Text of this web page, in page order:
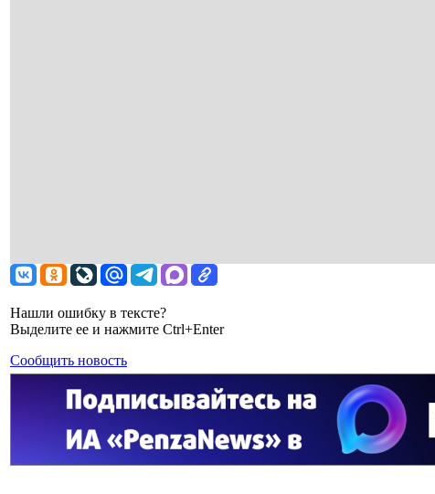
Нашли ошибку в тексте?
Выделите ее и нажмите Ctrl+Enter
Сообщить новость